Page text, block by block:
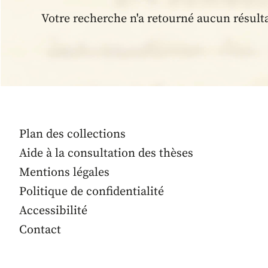
Votre recherche n'a retourné aucun
Plan des collections
Aide à la consultation des thèses
Mentions légales
Politique de confidentialité
Accessibilité
Contact